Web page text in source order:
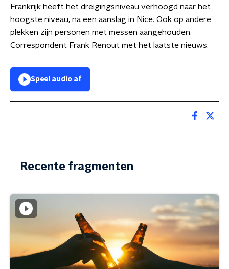
Frankrijk heeft het dreigingsniveau verhoogd naar het
hoogste niveau, na een aanslag in Nice. Ook op andere
plekken zijn personen met messen aangehouden.
Correspondent Frank Renout met het laatste nieuws.
Speel audio af
Recente fragmenten